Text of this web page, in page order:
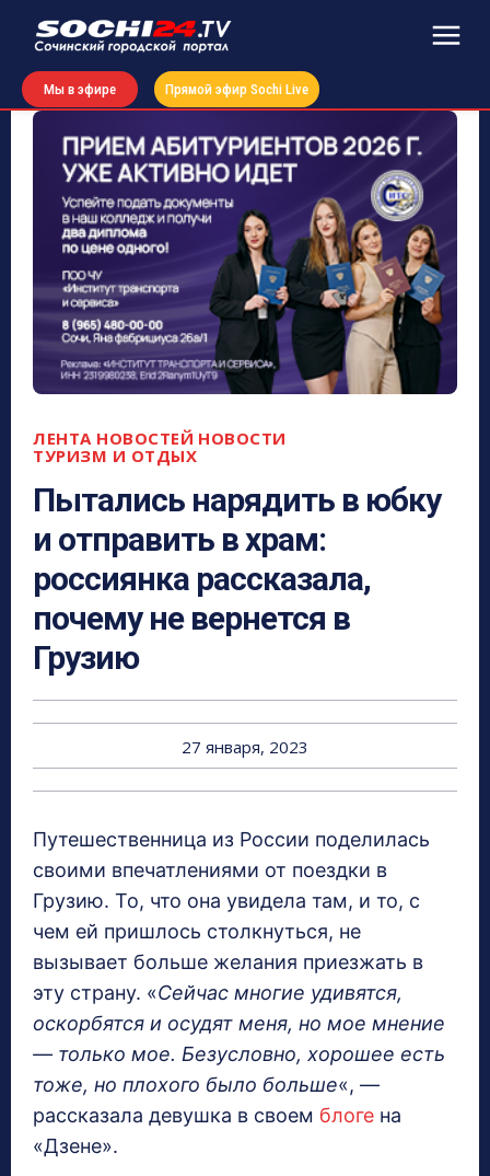
Мы в эфире Прямой эфир Sochi Live
ЛЕНТА НОВОСТЕЙ НОВОСТИ
ТУРИЗМ И ОТДЫХ
Пытались нарядить в юбку
и отправить в храм:
россиянка рассказала,
почему не вернется в
Грузию
27 января, 2023
Путешественница из России поделилась
своими впечатлениями от поездки в
Грузию. То, что она увидела там, и то, с
чем ей пришлось столкнуться, не
вызывает больше желания приезжать в
эту страну. «Сейчас многие удивятся,
оскорбятся и осудят меня, но мое мнение
— только мое. Безусловно, хорошее есть
тоже, но плохого было больше«, —
рассказала девушка в своем блоге на
«Дзене».